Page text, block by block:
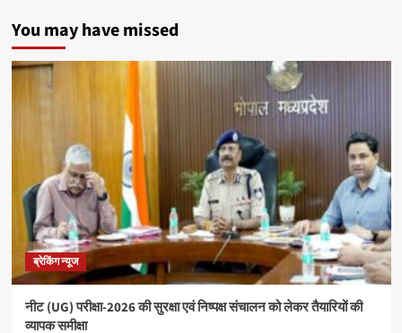
You may have missed
ब्रेकिंग न्यूज
नीट (UG) परीक्षा-2026 की सुरक्षा एवं निष्पक्ष संचालन को लेकर तैयारियों की
व्यापक समीक्षा